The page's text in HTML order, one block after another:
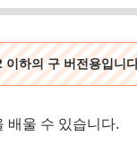
이하의 구 버전용입니
배울 수 있습니다.